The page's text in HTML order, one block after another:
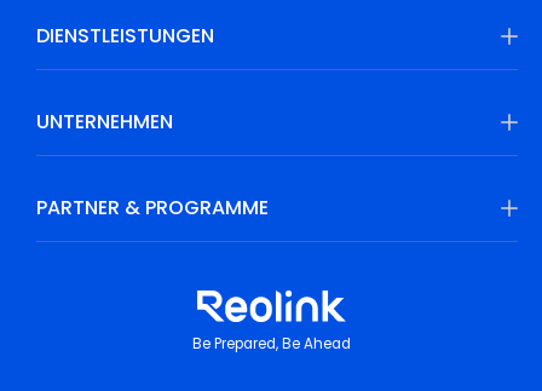
DIENSTLEISTUNGEN
UNTERNEHMEN
PARTNER & PROGRAMME
Be Prepared, Be Ahead